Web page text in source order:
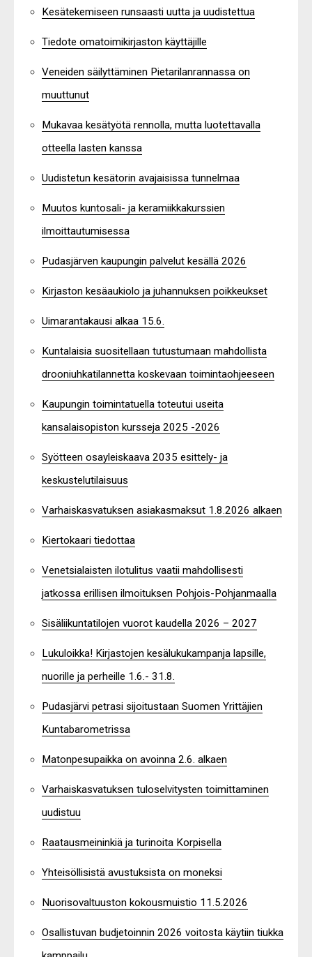
Kesätekemiseen runsaasti uutta ja uudistettua
Tiedote omatoimikirjaston käyttäjille
Veneiden säilyttäminen Pietarilanrannassa on
muuttunut
Mukavaa kesätyötä rennolla, mutta luotettavalla
otteella lasten kanssa
Uudistetun kesätorin avajaisissa tunnelmaa
Muutos kuntosali- ja keramiikkakurssien
ilmoittautumisessa
Pudasjärven kaupungin palvelut kesällä 2026
Kirjaston kesäaukiolo ja juhannuksen poikkeukset
Uimarantakausi alkaa 15.6.
Kuntalaisia suositellaan tutustumaan mahdollista
drooniuhkatilannetta koskevaan toimintaohjeeseen
Kaupungin toimintatuella toteutui useita
kansalaisopiston kursseja 2025 -2026
Syötteen osayleiskaava 2035 esittely- ja
keskustelutilaisuus
Varhaiskasvatuksen asiakasmaksut 1.8.2026 alkaen
Kiertokaari tiedottaa
Venetsialaisten ilotulitus vaatii mahdollisesti
jatkossa erillisen ilmoituksen Pohjois-Pohjanmaalla
Sisäliikuntatilojen vuorot kaudella 2026 – 2027
Lukuloikka! Kirjastojen kesälukukampanja lapsille,
nuorille ja perheille 1.6.- 31.8.
Pudasjärvi petrasi sijoitustaan Suomen Yrittäjien
Kuntabarometrissa
Matonpesupaikka on avoinna 2.6. alkaen
Varhaiskasvatuksen tuloselvitysten toimittaminen
uudistuu
Raatausmeininkiä ja turinoita Korpisella
Yhteisöllisistä avustuksista on moneksi
Nuorisovaltuuston kokousmuistio 11.5.2026
Osallistuvan budjetoinnin 2026 voitosta käytiin tiukka